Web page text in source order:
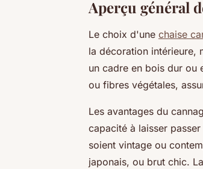
Aperçu général
Le choix d'une chaise
la décoration intérieure,
un cadre en bois dur ou
ou fibres végétales,
Les avantages du
capacité à laisser
soient vintage ou
japonais, ou brut chic.